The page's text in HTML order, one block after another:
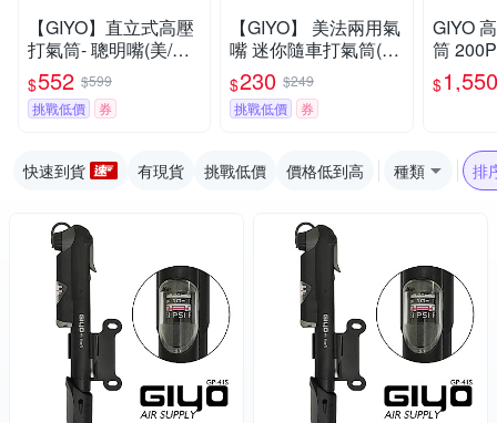
【GIYO】直立式高壓
打氣筒- 聰明嘴(美/法
嘴通用) GF-55E
$552 $599
挑戰低價
券
【GIYO】 美法兩用氣
嘴 迷你隨車打氣筒(G
P-41S)
$230 $249
挑戰低價
券
GIYO
筒
法兩
$1,550
快速到貨 有現貨 挑戰低價 價格低到高 種類 排